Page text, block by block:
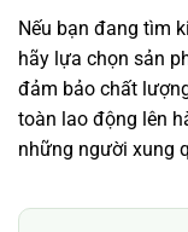
Nếu bạn đang tìm
hãy lựa chọn sản
đảm bảo chất
toàn lao động lên
những người xung